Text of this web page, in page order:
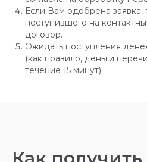
Если Вам одобрена
поступившего на
договор.
Ожидать поступления
(как правило, деньги
течение 15 минут).